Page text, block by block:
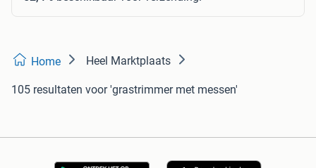
Home Heel Marktplaats
105 resultaten voor 'grastrimmer met messen'